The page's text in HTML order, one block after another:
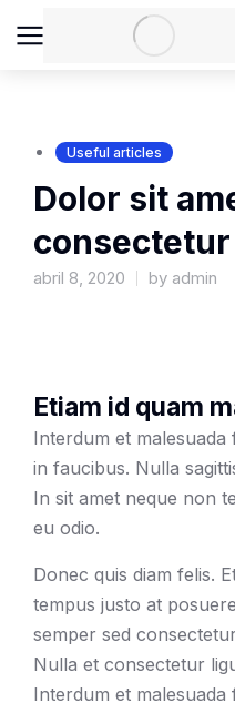
Useful articles
Dolor sit
abril 8, 2020 by admin
Etiam id quam
Interdum et malesuada
in faucibus. Nulla
In sit amet neque non
eu odio.
Donec quis diam felis.
tempus justo at
semper sed
Nulla et consectetur
Interdum et malesuada